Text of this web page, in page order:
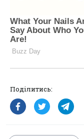
Поділитись: